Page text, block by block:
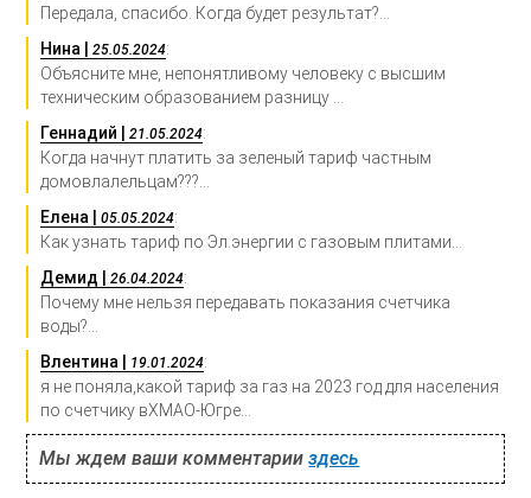
Передала, спасибо. Когда будет результат?...
Нина |25.05.2024:
Объясните мне, непонятливому человеку с высшим
техническим образованием разницу ...
Геннадий |21.05.2024:
Когда начнут платить за зеленый тариф частным
домовлалельцам???...
Елена |05.05.2024:
Как узнать тариф по Эл.энергии с газовым плитами...
Демид |26.04.2024:
Почему мне нельзя передавать показания счетчика
воды?...
Влентина | 19.01.2024:
я не поняла,какой тариф за газ на 2023 год для населения
по счетчику вХМАО-Югре...
Мы ждем ваши комментарииздесь